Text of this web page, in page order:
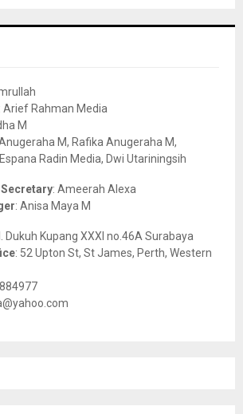
: Arief Rahman Media
M
M, Rafika Anugeraha M,
Radin Media, Dwi Utariningsih
: Ameerah Alexa
: Anisa Maya M
Dukuh Kupang XXXI no.46A Surabaya
: 52 Upton St, St James, Perth, Western